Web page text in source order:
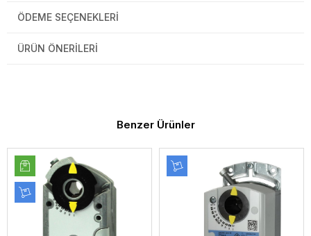
ÖDEME SEÇENEKLERI
ÜRÜN ÖNERILERI
Benzer Ürünler